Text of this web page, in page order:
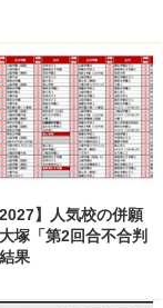
2027】人気校の併願
塚「第2回合不合判
果